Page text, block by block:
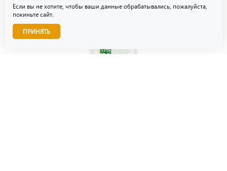
Звоните нам!
Если вы не хотите, чтобы ваши данные обрабатывались, пожалуйста,
покиньте сайт.
ПРИНЯТЬ